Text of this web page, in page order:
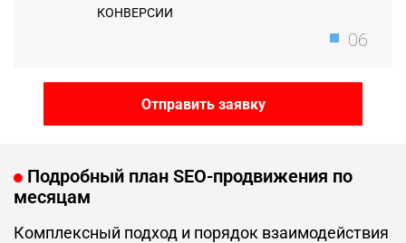
КОНВЕРСИИ
06
Отправить заявку
Подробный план SEO-продвижения по
месяцам
Комплексный подход и порядок взаимодействия